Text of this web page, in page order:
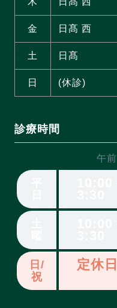
金 日髙 西
土 日髙
日 (休診)
診療時間
午前
日/
祝
定休日